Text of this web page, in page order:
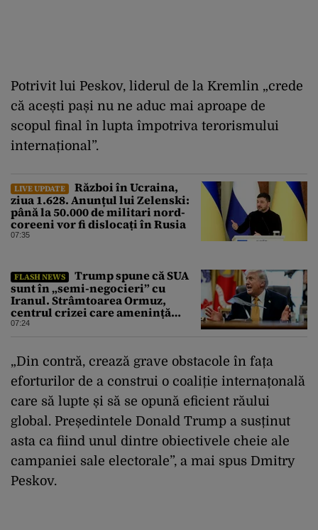
Potrivit lui Peskov, liderul de la Kremlin „crede
că acești pași nu ne aduc mai aproape de
scopul final în lupta împotriva terorismului
internațional”.
LIVE UPDATE
Război în Ucraina,
ziua 1.628. Anunțul lui Zelenski:
până la 50.000 de militari nord-
coreeni vor fi dislocați în Rusia
07:35
FLASH NEWS
Trump spune că SUA
sunt în „semi-negocieri” cu
Iranul. Strâmtoarea Ormuz,
centrul crizei care amenință
piața mondială a petrolului
07:24
„Din contră, crează grave obstacole în fața
eforturilor de a construi o coaliție internațonală
care să lupte și să se opună eficient răului
global. Președintele Donald Trump a susținut
asta ca fiind unul dintre obiectivele cheie ale
campaniei sale electorale”, a mai spus Dmitry
Peskov.